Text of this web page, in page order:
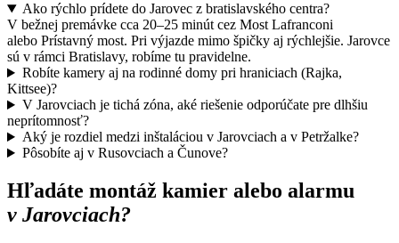
Ako rýchlo prídete do Jarovec z bratislavského centra?
V bežnej premávke cca 20–25 minút cez Most Lafranconi
alebo Prístavný most. Pri výjazde mimo špičky aj rýchlejšie. Jarovce
sú v rámci Bratislavy, robíme tu pravidelne.
Robíte kamery aj na rodinné domy pri hraniciach (Rajka,
Kittsee)?
V Jarovciach je tichá zóna, aké riešenie odporúčate pre dlhšiu
neprítomnosť?
Aký je rozdiel medzi inštaláciou v Jarovciach a v Petržalke?
Pôsobíte aj v Rusovciach a Čunove?
Hľadáte montáž kamier alebo alarmu
v Jarovciach?